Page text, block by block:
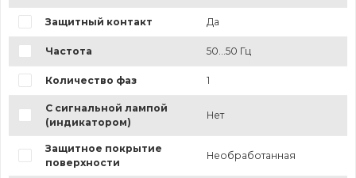
Защитный контакт Да
Частота 50...50 Гц
Количество фаз 1
С сигнальной лампой
(индикатором)
Нет
Защитное покрытие
поверхности
Необработанная